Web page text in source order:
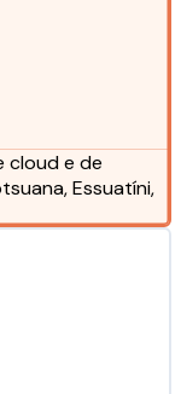
cloud e de
Essuatíni,